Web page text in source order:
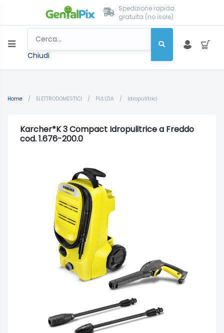
Spedizione rapida
gratuita (no isole)
Chiudi
Home / ELETTRODOMESTICI / PULIZIA / Idropulitrici
Karcher*K 3 Compact Idropulitrice a Freddo
cod. 1.676-200.0